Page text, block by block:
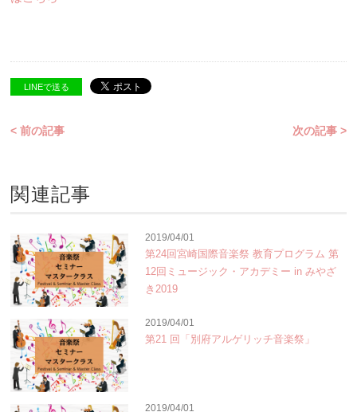
LINEで送る
< 前の記事 次の記事 >
関連記事
2019/04/01
第24回宮崎国際音楽祭 教育プログラム 第
12回ミュージック・アカデミー in みやざ
き2019
2019/04/01
第21 回「別府アルゲリッチ音楽祭」
2019/04/01